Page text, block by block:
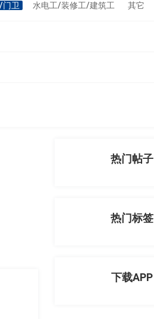
卫 水电工/装修工/建筑工 其它
热门帖子
热门标签
下载APP